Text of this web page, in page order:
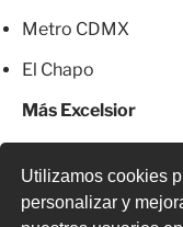
Utilizamos cookies
personalizar y
Metro CDMX
El Chapo
Más Excelsior
© 2026 Todos los